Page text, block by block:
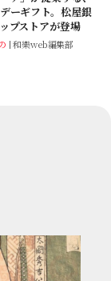
ーギフト。松屋銀
プストアが登場
和樂web編集部